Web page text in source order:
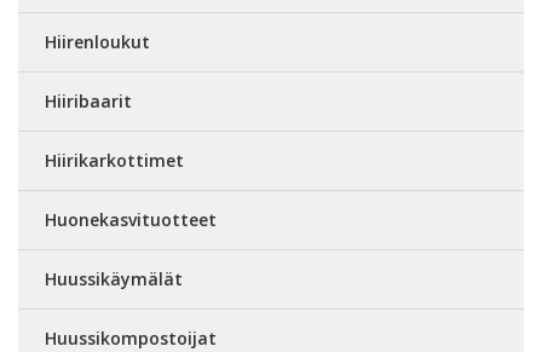
Hiirenloukut
Hiiribaarit
Hiirikarkottimet
Huonekasvituotteet
Huussikäymälät
Huussikompostoijat